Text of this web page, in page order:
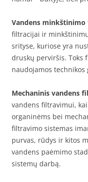
Vandens
filtracijai ir
srityse, kuriose yra
druskų perviršis. Toks
naudojamos
Mechaninis vandens
vandens filtravimui,
organinėms bei
filtravimo sistemas
purvas, rūdys ir kitos
vandens paėmimo
sistemų darbą.